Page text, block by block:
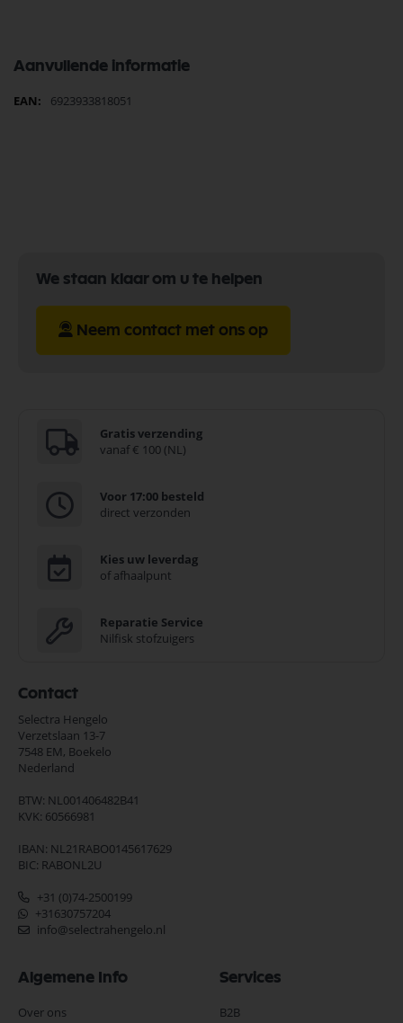
Aanvullende informatie
Meer
6923933818051
We staan klaar om u te helpen
Neem contact met ons op
Gratis verzending
vanaf € 100 (NL)
Voor 17:00 besteld
direct verzonden
Kies uw leverdag
of afhaalpunt
Reparatie Service
Nilfisk stofzuigers
Contact
Selectra Hengelo
Verzetslaan 13-7
7548 EM, Boekelo
Nederland
BTW: NL001406482B41
KVK: 60566981
IBAN: NL21RABO0145617629
BIC: RABONL2U
+31 (0)74-2500199
+31630757204
info@selectrahengelo.nl
Algemene Info
Over ons
Services
B2B